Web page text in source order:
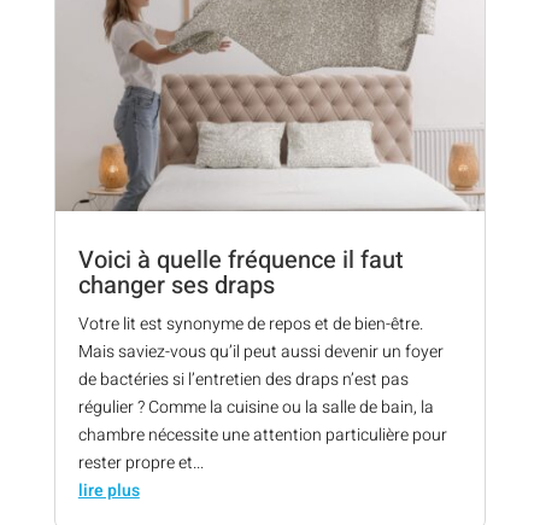
Voici à quelle fréquence il faut
changer ses draps
Votre lit est synonyme de repos et de bien-être.
Mais saviez-vous qu’il peut aussi devenir un foyer
de bactéries si l’entretien des draps n’est pas
régulier ? Comme la cuisine ou la salle de bain, la
chambre nécessite une attention particulière pour
rester propre et...
lire plus